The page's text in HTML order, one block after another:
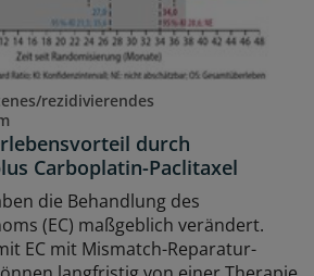
rezidivierendes
durch
Carboplatin-Paclitaxel
die Behandlung des
(EC) maßgeblich verändert.
EC mit Mismatch-Reparatur-